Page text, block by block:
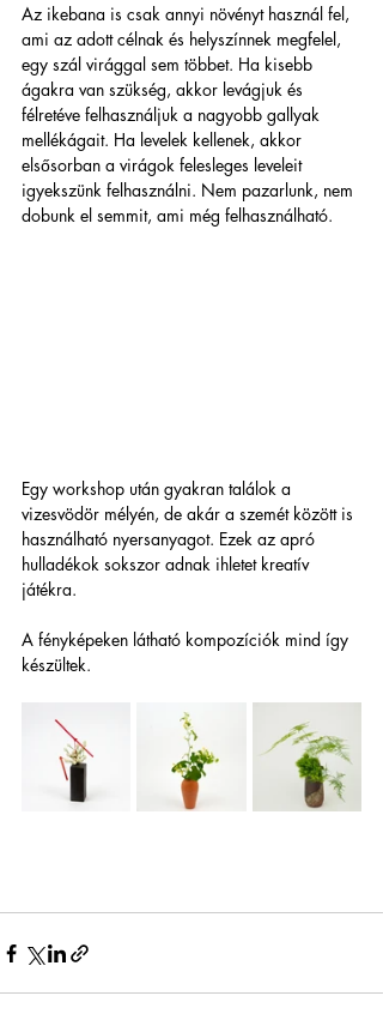
Az ikebana is csak annyi növényt használ fel,
ami az adott célnak és helyszínnek megfelel,
egy szál virággal sem többet. Ha kisebb
ágakra van szükség, akkor levágjuk és
félretéve felhasználjuk a nagyobb gallyak
mellékágait. Ha levelek kellenek, akkor
elsősorban a virágok felesleges leveleit
igyekszünk felhasználni. Nem pazarlunk, nem
dobunk el semmit, ami még felhasználható.
Egy workshop után gyakran találok a
vizesvödör mélyén, de akár a szemét között is
használható nyersanyagot. Ezek az apró
hulladékok sokszor adnak ihletet kreatív
játékra.
A fényképeken látható kompozíciók mind így
készültek.